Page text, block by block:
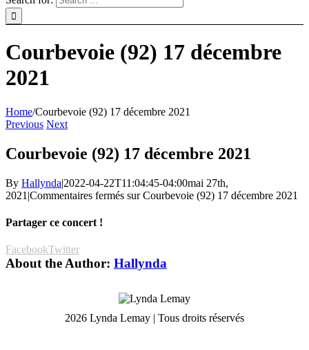
Courbevoie (92) 17 décembre
2021
Home/Courbevoie (92) 17 décembre 2021
Previous Next
Courbevoie (92) 17 décembre 2021
By Hallynda|2022-04-22T11:04:45-04:00mai 27th,
2021 |Commentaires fermés sur Courbevoie (92) 17 décembre 2021
Partager ce concert !
FacebookTwitter
About the Author: Hallynda
2026 Lynda Lemay | Tous droits réservés